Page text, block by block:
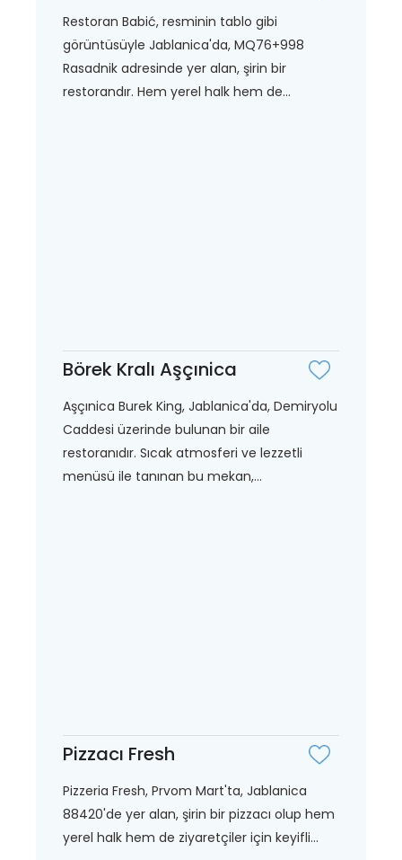
Restoran Babić, resminin tablo gibi
görüntüsüyle Jablanica'da, MQ76+998
Rasadnik adresinde yer alan, şirin bir
restorandır. Hem yerel halk hem de...
Börek Kralı Aşçınica
Aşçınica Burek King, Jablanica'da, Demiryolu
Caddesi üzerinde bulunan bir aile
restoranıdır. Sıcak atmosferi ve lezzetli
menüsü ile tanınan bu mekan,...
Pizzacı Fresh
Pizzeria Fresh, Prvom Mart'ta, Jablanica
88420'de yer alan, şirin bir pizzacı olup hem
yerel halk hem de ziyaretçiler için keyifli...